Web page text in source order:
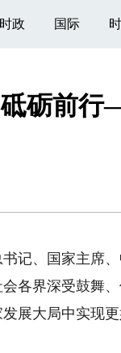
时政 国际
砺前行
、国家主席、
各界深受鼓舞
展大局中实现